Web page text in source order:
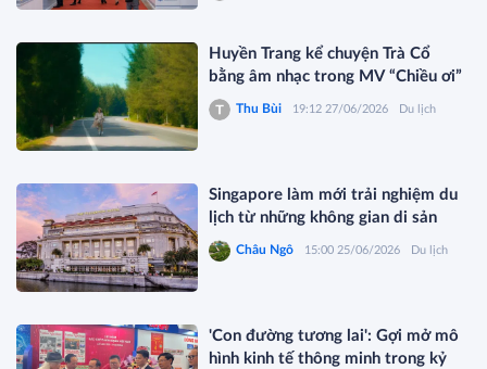
Huyền Trang kể chuyện Trà Cổ
bằng âm nhạc trong MV “Chiều ơi”
Thu Bùi 19:12 27/06/2026 Du lịch
Singapore làm mới trải nghiệm du
lịch từ những không gian di sản
Châu Ngô 15:00 25/06/2026 Du lịch
'Con đường tương lai': Gợi mở mô
hình kinh tế thông minh trong kỷ